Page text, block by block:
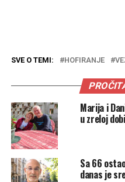
SVE O TEMI: HOFIRANJE
Marija i
u zreloj dobi
Sa 66
danas je